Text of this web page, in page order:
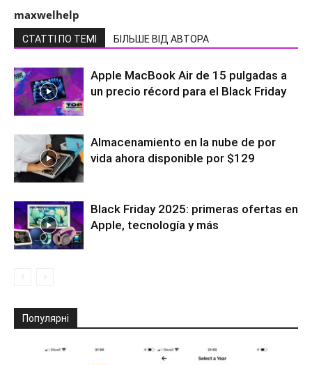
maxwelhelp
СТАТТІ ПО ТЕМІ БІЛЬШЕ ВІД АВТОРА
Apple MacBook Air de 15 pulgadas a
un precio récord para el Black Friday
Almacenamiento en la nube de por
vida ahora disponible por $129
Black Friday 2025: primeras ofertas en
Apple, tecnología y más
Популярні